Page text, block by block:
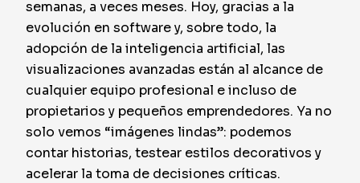
semanas, a veces meses. Hoy, gracias a la
evolución en software y, sobre todo, la
adopción de la inteligencia artificial, las
visualizaciones avanzadas están al alcance de
cualquier equipo profesional e incluso de
propietarios y pequeños emprendedores. Ya no
solo vemos “imágenes lindas”: podemos
contar historias, testear estilos decorativos y
acelerar la toma de decisiones críticas.